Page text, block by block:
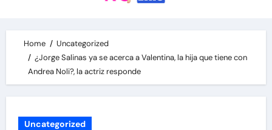
Home
Uncategorized
¿Jorge Salinas ya se acerca a Valentina, la hija que tiene con
Andrea Noli?, la actriz responde
Uncategorized